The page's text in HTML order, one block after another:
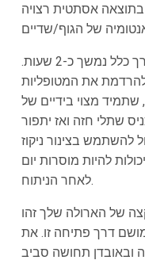
אסתטית רצויה
ניתוח הגדלת חזה בטורקיה בדרך כלל נמשך כ-2 שעות.
את המטופליות
מצוי בידיים של
שתלי חזה ואז יתפור
להשתמש בצינור ניקוז
להיות מוסרות יום
לאחר הניתוח.
של הארולה שלך זהו
דרך פתיחה זו. את
ובאובדן תחושה סביב